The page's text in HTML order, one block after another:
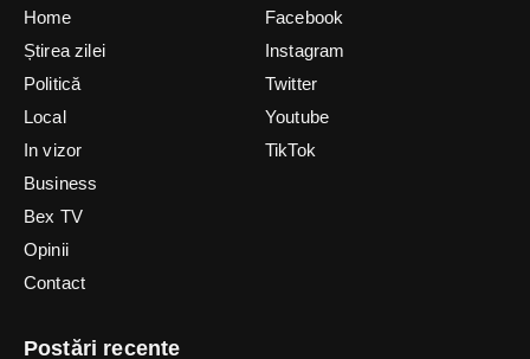
Home
Știrea zilei
Politică
Local
In vizor
Business
Bex TV
Opinii
Contact
Facebook
Instagram
Twitter
Youtube
TikTok
Postări recente